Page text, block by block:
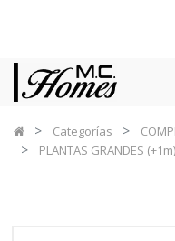
Categorías
PLANTAS GRANDES (+1m)